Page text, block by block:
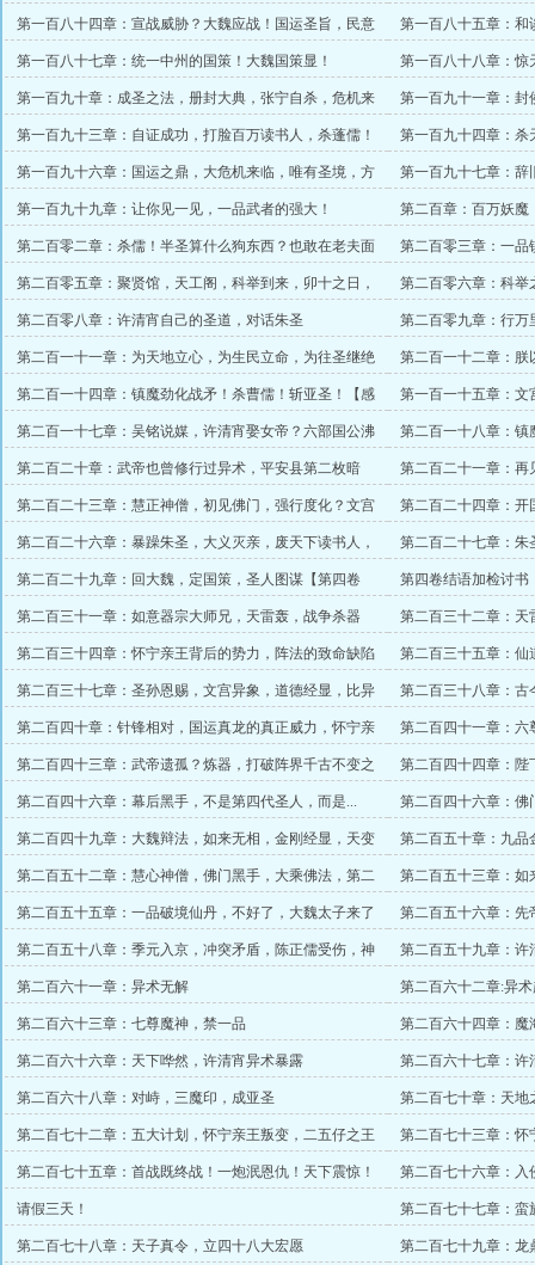
怯战
第一百八十四章：宣战威胁？大魏应战！国运圣旨，民意
之龙！突邪怕了！
第一百八十五章：和
给脸了？
第一百八十七章：统一中州的国策！大魏国策显！ 第一百八十八章：惊
第一百九十章：成圣之法，册封大典，张宁自杀，危机来
临
第一百九十一章：封
受辱
第一百九十三章：自证成功，打脸百万读书人，杀蓬儒！
第一百九十四章：杀
翻脸！
第一百九十六章：国运之鼎，大危机来临，唯有圣境，方
可破局
第一百九十七章：辞
第一百九十九章：让你见一见，一品武者的强大！
第二百章：百万妖魔
震惊
第二百零二章：杀儒！半圣算什么狗东西？也敢在老夫面
前叫嚣？
第二百零三章：一品
系！【月底求月票】
第二百零五章：聚贤馆，天工阁，科举到来，卯十之日，
大魏文宫脱离！
第二百零六章：科举
第二百零八章：许清宵自己的圣道，对话朱圣
第二百零九章：行万
票！！！！】
第二百一十一章：为天地立心，为生民立命，为往圣继绝
学，为万世开太平
第二百一十二章：朕
显！
第二百一十四章：镇魔劲化战矛！杀曹儒！斩亚圣！【感
谢再微笑打赏盟主】
第一百一十五章：文
器！
第二百一十七章：吴铭说媒，许清宵娶女帝？六部国公沸
腾！
第二百一十八章：镇
居
第二百二十章：武帝也曾修行过异术，平安县第二枚暗
子！一品遇星河
第二百二十一章：再
朱圣真灵
第二百二十三章：慧正神僧，初见佛门，强行度化？文宫
邀请
第二百二十四章：开
方底牌！
第二百二十六章：暴躁朱圣，大义灭亲，废天下读书人，
圣威滔天
第二百二十七章：朱
第二百二十九章：回大魏，定国策，圣人图谋【第四卷
完】
第四卷结语加检讨书
第二百三十一章：如意器宗大师兄，天雷轰，战争杀器 第二百三十二章：天
第二百三十四章：怀宁亲王背后的势力，阵法的致命缺陷 第二百三十五章：仙
第二百三十七章：圣孙恩赐，文宫异象，道德经显，比异
象？
第二百三十八章：古
第二百四十章：针锋相对，国运真龙的真正威力，怀宁亲
王登场
第二百四十一章：六
显身！
第二百四十三章：武帝遗孤？炼器，打破阵界千古不变之
体系
第二百四十四章：陛
山河崩碎
第二百四十六章：幕后黑手，不是第四代圣人，而是...
第二百四十六章：佛
宵诵经
第二百四十九章：大魏辩法，如来无相，金刚经显，天变
了
第二百五十章：九品
轮
第二百五十二章：慧心神僧，佛门黑手，大乘佛法，第二
日
第二百五十三章：如
尊【求月票】
第二百五十五章：一品破境仙丹，不好了，大魏太子来了
第二百五十六章：先
愿接受许清宵
第二百五十八章：季元入京，冲突矛盾，陈正儒受伤，神
武大炮铸好
第二百五十九章：许
温酒
第二百六十一章：异术无解 第二百六十二章:异
第二百六十三章：七尊魔神，禁一品
第二百六十四章：魔
法
第二百六十六章：天下哗然，许清宵异术暴露
第二百六十七章：许
宫！
第二百六十八章：对峙，三魔印，成亚圣 第二百七十章：天地
第二百七十二章：五大计划，怀宁亲王叛变，二五仔之王
第二百七十三章：怀
次！
第二百七十五章：首战既终战！一炮泯恩仇！天下震惊！
第二百七十六章：入
族！
请假三天！
第二百七十七章：蛮
敌
第二百七十八章：天子真令，立四十八大宏愿
第二百七十九章：龙